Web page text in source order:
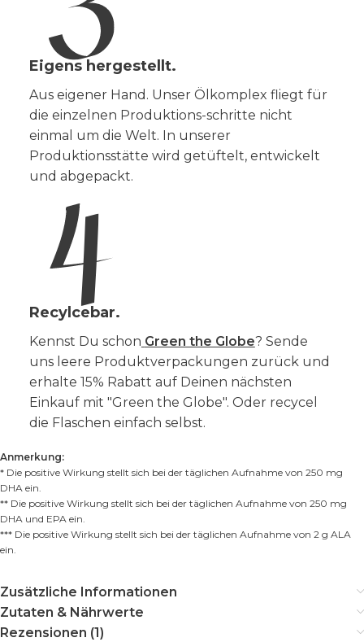
Eigens hergestellt.
Aus eigener Hand. Unser Ölkomplex fliegt für
die einzelnen Produktions-schritte nicht
einmal um die Welt. In unserer
Produktionsstätte wird getüftelt, entwickelt
und abgepackt.
Recylcebar.
Kennst Du schon Green the Globe? Sende
uns leere Produktverpackungen zurück und
erhalte 15% Rabatt auf Deinen nächsten
Einkauf mit "Green the Globe". Oder recycel
die Flaschen einfach selbst.
Anmerkung:
* Die positive Wirkung stellt sich bei der täglichen Aufnahme von 250 mg
DHA ein.
** Die positive Wirkung stellt sich bei der täglichen Aufnahme von 250 mg
DHA und EPA ein.
*** Die positive Wirkung stellt sich bei der täglichen Aufnahme von 2 g ALA
ein.
Zusätzliche Informationen
Zutaten & Nährwerte
Rezensionen (1)